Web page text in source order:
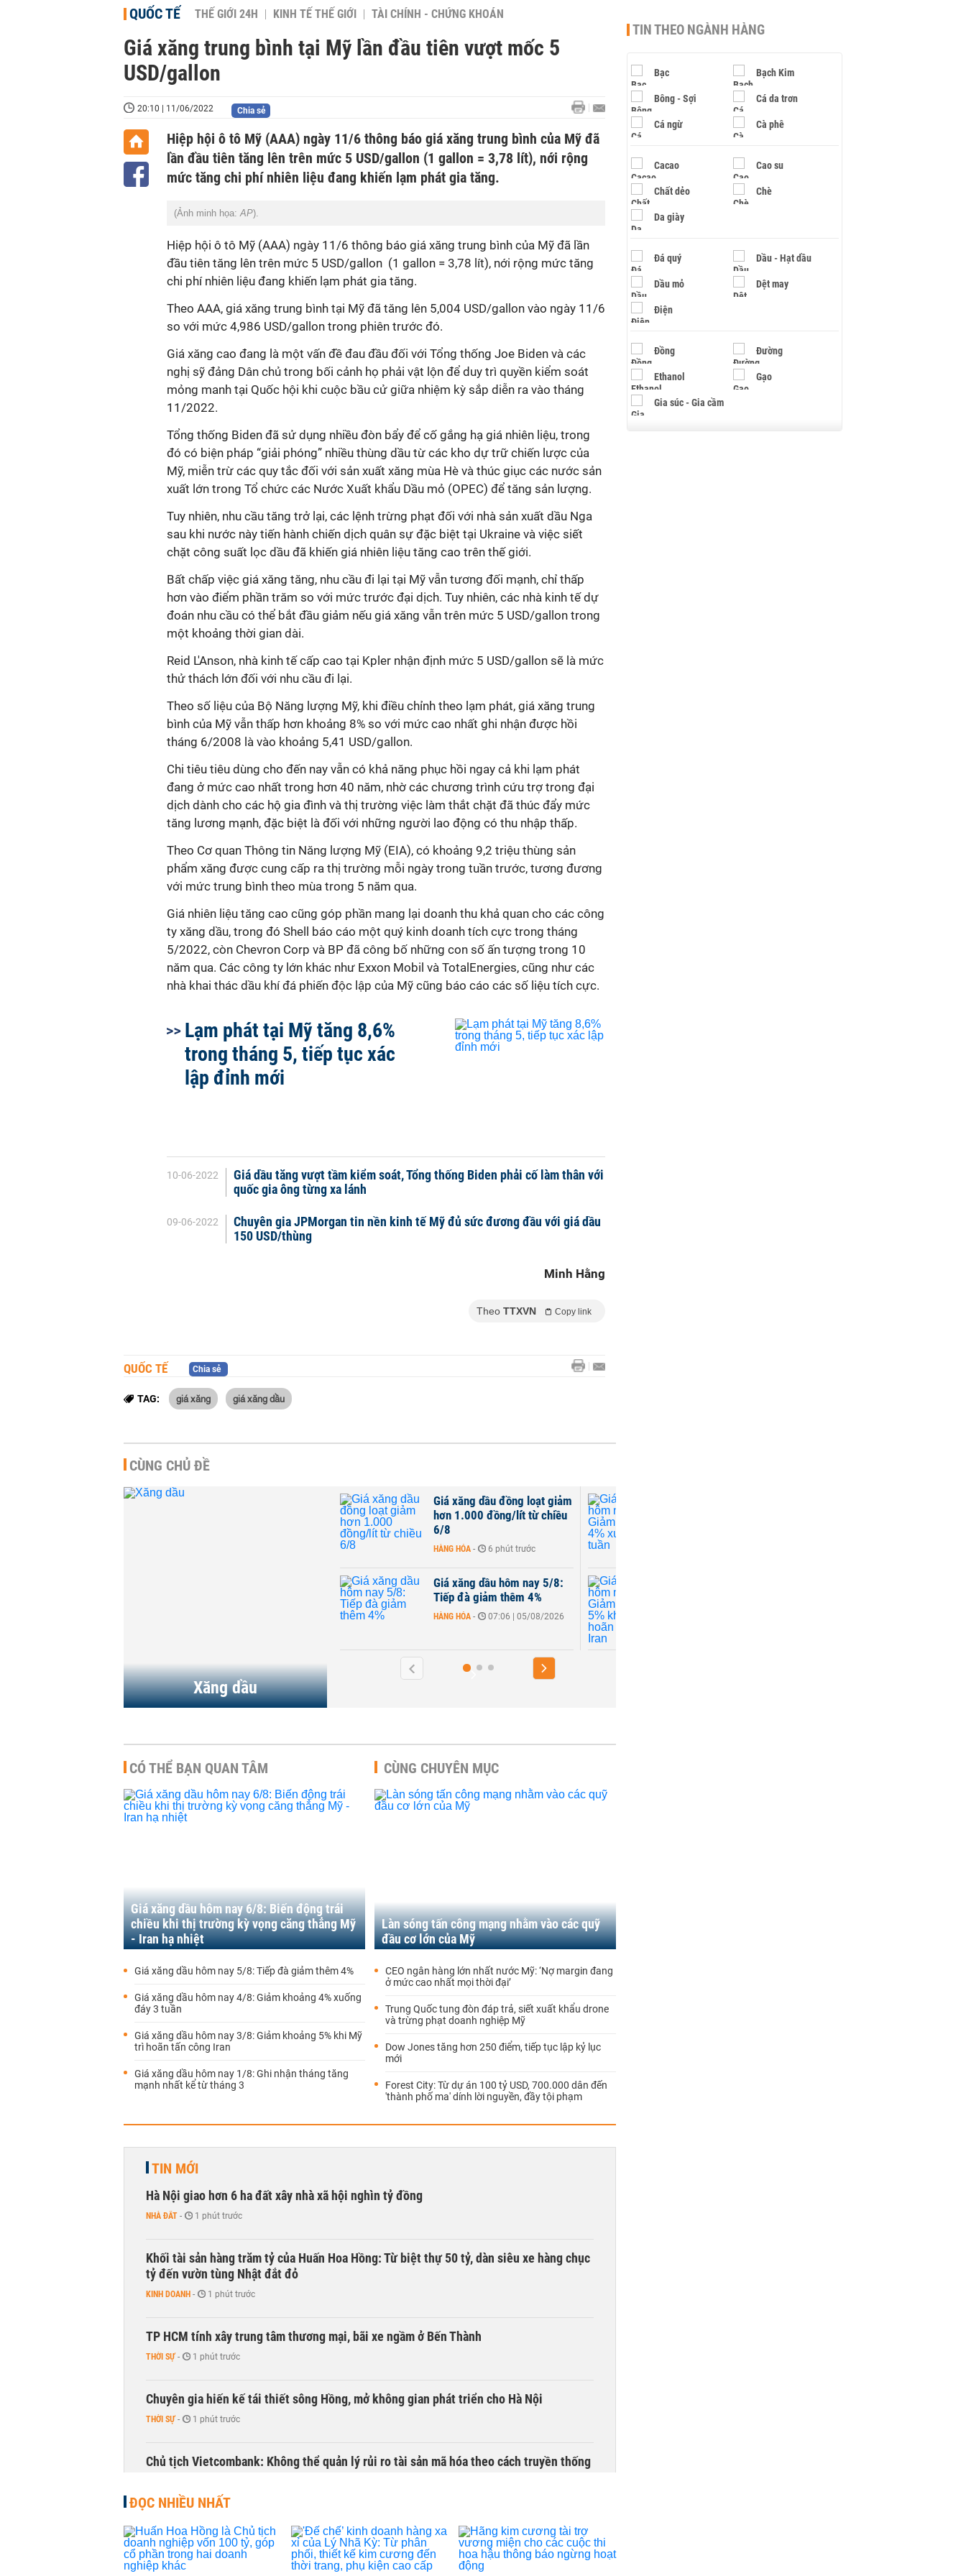
QUỐC TẾ THẾ GIỚI 24H KINH TẾ THẾ GIỚI TÀI CHÍNH - CHỨNG KHOÁN
Giá xăng trung bình tại Mỹ lần đầu tiên vượt mốc 5
USD/gallon
20:10 | 11/06/2022 Chia sẻ
Hiệp hội ô tô Mỹ (AAA) ngày 11/6 thông báo giá xăng trung bình của Mỹ đã
lần đầu tiên tăng lên trên mức 5 USD/gallon (1 gallon = 3,78 lít), nới rộng
mức tăng chi phí nhiên liệu đang khiến lạm phát gia tăng.
(Ảnh minh họa:AP).
Hiệp hội ô tô Mỹ (AAA) ngày 11/6 thông báo giá xăng trung bình của Mỹ đã lần
đầu tiên tăng lên trên mức 5 USD/gallon (1 gallon = 3,78 lít), nới rộng mức tăng
chi phí nhiên liệu đang khiến lạm phát gia tăng.
Theo AAA, giá xăng trung bình tại Mỹ đã tăng lên 5,004 USD/gallon vào ngày 11/6
so với mức 4,986 USD/gallon trong phiên trước đó.
Giá xăng cao đang là một vấn đề đau đầu đối với Tổng thống Joe Biden và các
nghị sỹ đảng Dân chủ trong bối cảnh họ phải vật lộn để duy trì quyền kiểm soát
mỏng manh tại Quốc hội khi cuộc bầu cử giữa nhiệm kỳ sắp diễn ra vào tháng
11/2022.
Tổng thống Biden đã sử dụng nhiều đòn bẩy để cố gắng hạ giá nhiên liệu, trong
đó có biện pháp “giải phóng” nhiều thùng dầu từ các kho dự trữ chiến lược của
Mỹ, miễn trừ các quy tắc đối với sản xuất xăng mùa Hè và thúc giục các nước sản
xuất lớn trong Tổ chức các Nước Xuất khẩu Dầu mỏ (OPEC) để tăng sản lượng.
Tuy nhiên, nhu cầu tăng trở lại, các lệnh trừng phạt đối với nhà sản xuất dầu Nga
sau khi nước này tiến hành chiến dịch quân sự đặc biệt tại Ukraine và việc siết
chặt công suất lọc dầu đã khiến giá nhiên liệu tăng cao trên thế giới.
Bất chấp việc giá xăng tăng, nhu cầu đi lại tại Mỹ vẫn tương đối mạnh, chỉ thấp
hơn vào điểm phần trăm so với mức trước đại dịch. Tuy nhiên, các nhà kinh tế dự
đoán nhu cầu có thể bắt đầu giảm nếu giá xăng vẫn trên mức 5 USD/gallon trong
một khoảng thời gian dài.
Reid L'Anson, nhà kinh tế cấp cao tại Kpler nhận định mức 5 USD/gallon sẽ là mức
thử thách lớn đối với nhu cầu đi lại.
Theo số liệu của Bộ Năng lượng Mỹ, khi điều chỉnh theo lạm phát, giá xăng trung
bình của Mỹ vẫn thấp hơn khoảng 8% so với mức cao nhất ghi nhận được hồi
tháng 6/2008 là vào khoảng 5,41 USD/gallon.
Chi tiêu tiêu dùng cho đến nay vẫn có khả năng phục hồi ngay cả khi lạm phát
đang ở mức cao nhất trong hơn 40 năm, nhờ các chương trình cứu trợ trong đại
dịch dành cho các hộ gia đình và thị trường việc làm thắt chặt đã thúc đẩy mức
tăng lương mạnh, đặc biệt là đối với những người lao động có thu nhập thấp.
Theo Cơ quan Thông tin Năng lượng Mỹ (EIA), có khoảng 9,2 triệu thùng sản
phẩm xăng được cung cấp ra thị trường mỗi ngày trong tuần trước, tương đương
với mức trung bình theo mùa trong 5 năm qua.
Giá nhiên liệu tăng cao cũng góp phần mang lại doanh thu khả quan cho các công
ty xăng dầu, trong đó Shell báo cáo một quý kinh doanh tích cực trong tháng
5/2022, còn Chevron Corp và BP đã công bố những con số ấn tượng trong 10
năm qua. Các công ty lớn khác như Exxon Mobil và TotalEnergies, cũng như các
nhà khai thác dầu khí đá phiến độc lập của Mỹ cũng báo cáo các số liệu tích cực.
Lạm phát tại Mỹ tăng 8,6%
trong tháng 5, tiếp tục xác
lập đỉnh mới
10-06-2022
Giá dầu tăng vượt tầm kiểm soát, Tổng thống Biden phải cố làm thân với
quốc gia ông từng xa lánh
09-06-2022
Chuyên gia JPMorgan tin nền kinh tế Mỹ đủ sức đương đầu với giá dầu
150 USD/thùng
Minh Hằng
Theo TTXVN Copy link
QUỐC TẾ Chia sẻ
TAG: giá xăng giá xăng dầu
CÙNG CHỦ ĐỀ
Xăng dầu
Giá xăng dầu đồng loạt giảm
hơn 1.000 đồng/lít từ chiều
6/8
HÀNG HÓA - 6 phút trước
Giá xăng dầu hôm nay 5/8:
Tiếp đà giảm thêm 4%
HÀNG HÓA - 07:06 | 05/08/2026
CÓ THỂ BẠN QUAN TÂM
Giá xăng dầu hôm nay 6/8: Biến động trái
chiều khi thị trường kỳ vọng căng thẳng Mỹ
- Iran hạ nhiệt
Giá xăng dầu hôm nay 5/8: Tiếp đà giảm thêm 4%
Giá xăng dầu hôm nay 4/8: Giảm khoảng 4% xuống
đáy 3 tuần
Giá xăng dầu hôm nay 3/8: Giảm khoảng 5% khi Mỹ
trì hoãn tấn công Iran
Giá xăng dầu hôm nay 1/8: Ghi nhận tháng tăng
mạnh nhất kể từ tháng 3
CÙNG CHUYÊN MỤC
Làn sóng tấn công mạng nhằm vào các quỹ
đầu cơ lớn của Mỹ
CEO ngân hàng lớn nhất nước Mỹ: ‘Nợ margin đang
ở mức cao nhất mọi thời đại’
Trung Quốc tung đòn đáp trả, siết xuất khẩu drone
và trừng phạt doanh nghiệp Mỹ
Dow Jones tăng hơn 250 điểm, tiếp tục lập kỷ lục
mới
Forest City: Từ dự án 100 tỷ USD, 700.000 dân đến
'thành phố ma' dính lời nguyền, đầy tội phạm
TIN MỚI
Hà Nội giao hơn 6 ha đất xây nhà xã hội nghìn tỷ đồng
NHÀ ĐẤT - 1 phút trước
Khối tài sản hàng trăm tỷ của Huấn Hoa Hồng: Từ biệt thự 50 tỷ, dàn siêu xe hàng chục
tỷ đến vườn tùng Nhật đắt đỏ
KINH DOANH - 1 phút trước
TP HCM tính xây trung tâm thương mại, bãi xe ngầm ở Bến Thành
THỜI SỰ - 1 phút trước
Chuyên gia hiến kế tái thiết sông Hồng, mở không gian phát triển cho Hà Nội
THỜI SỰ - 1 phút trước
Chủ tịch Vietcombank: Không thể quản lý rủi ro tài sản mã hóa theo cách truyền thống
Hàng trăm người sập bẫy nhà ở xã hội và 4 dự án 'ma' ở TP HCM
NHÀ ĐẤT - 1 phút trước
ĐỌC NHIỀU NHẤT
TIN THEO NGÀNH HÀNG
Bạc Bạch Kim
Bông - Sợi Cá da trơn
Cá ngừ Cà phê
Cacao Cao su
Chất dẻo Chè
Da giày
Đá quý Dầu - Hạt dầu
Dầu mỏ Dệt may
Điện
Đồng Đường
Ethanol Gạo
Gia súc - Gia cầm